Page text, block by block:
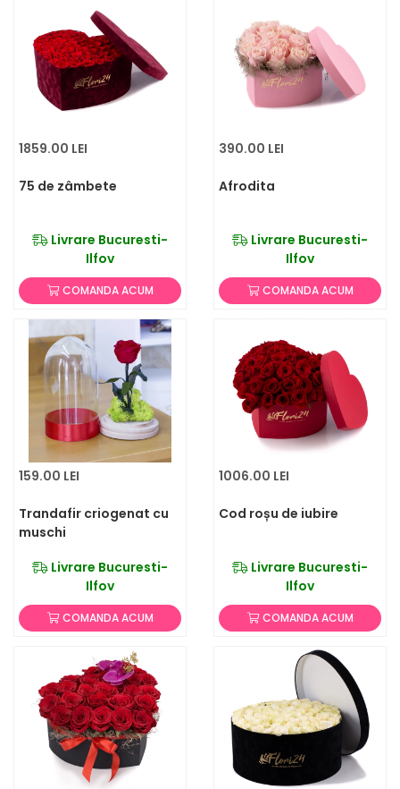
1859.00 LEI
75 de zâmbete
Livrare Bucuresti-
Ilfov
COMANDA ACUM
390.00 LEI
Afrodita
Livrare Bucuresti-
Ilfov
COMANDA ACUM
159.00 LEI
Trandafir criogenat cu
muschi
Livrare Bucuresti-
Ilfov
COMANDA ACUM
1006.00 LEI
Cod roșu de iubire
Livrare Bucuresti-
Ilfov
COMANDA ACUM